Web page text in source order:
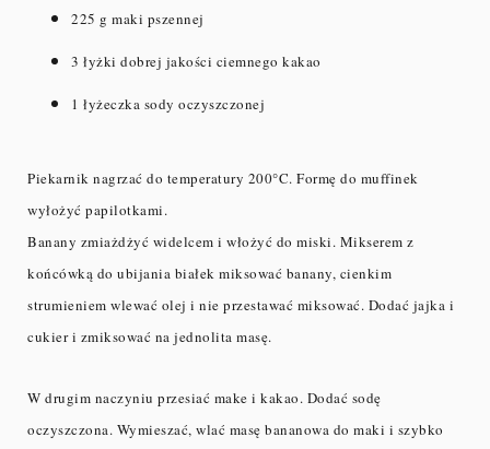
225 g maki pszennej
3 łyżki dobrej jakości ciemnego kakao
1 łyżeczka sody oczyszczonej
Piekarnik nagrzać do temperatury 200°C. Formę do muffinek
wyłożyć papilotkami.
Banany zmiażdżyć widelcem i włożyć do miski. Mikserem z
końcówką do ubijania białek miksować banany, cienkim
strumieniem wlewać olej i nie przestawać miksować. Dodać jajka i
cukier i zmiksować na jednolita masę.
W drugim naczyniu przesiać make i kakao. Dodać sodę
oczyszczona. Wymieszać, wlać masę bananowa do maki i szybko